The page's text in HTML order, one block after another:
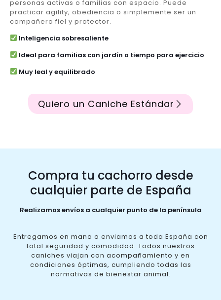
personas activas o familias con espacio. Puede
practicar agility, obediencia o simplemente ser un
compañero fiel y protector.
Inteligencia sobresaliente
Ideal para familias con jardín o tiempo para ejercicio
Muy leal y equilibrado
Quiero un Caniche Estándar
Compra tu cachorro desde
cualquier parte de España
Realizamos envíos a cualquier punto de la península
Entregamos en mano o enviamos a toda España con
total seguridad y comodidad. Todos nuestros
caniches viajan con acompañamiento y en
condiciones óptimas, cumpliendo todas las
normativas de bienestar animal.